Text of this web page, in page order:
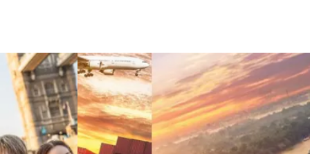
Sigorta Veteriner
kadınlar ve takı sağlık